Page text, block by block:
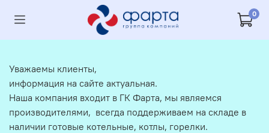
0
Уважаемы клиенты,
информация на сайте актуальная.
Наша компания входит в ГК Фарта, мы являемся
производителями, всегда поддерживаем на складе в
наличии готовые котельные, котлы, горелки.